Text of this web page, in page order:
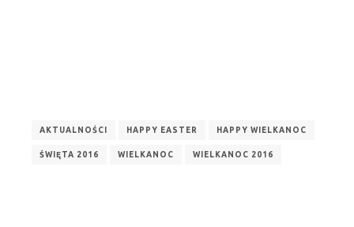
AKTUALNOŚCI HAPPY EASTER HAPPY WIELKANOC
ŚWIĘTA 2016 WIELKANOC WIELKANOC 2016